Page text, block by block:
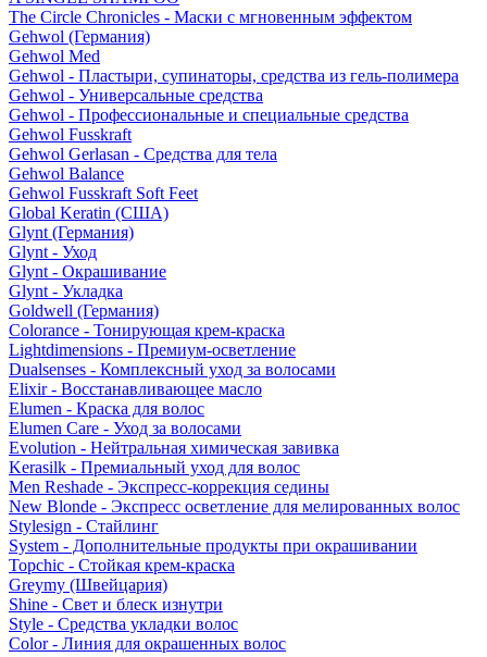
The Circle Chronicles - Маски с мгновенным эффектом
Gehwol (Германия)
Gehwol Med
Gehwol - Пластыри, супинаторы, средства из гель-полимера
Gehwol - Универсальные средства
Gehwol - Профессиональные и специальные средства
Gehwol Fusskraft
Gehwol Gerlasan - Средства для тела
Gehwol Balance
Gehwol Fusskraft Soft Feet
Global Keratin (США)
Glynt (Германия)
Glynt - Уход
Glynt - Окрашивание
Glynt - Укладка
Goldwell (Германия)
Colorance - Тонирующая крем-краска
Lightdimensions - Премиум-осветление
Dualsenses - Комплексный уход за волосами
Elixir - Восстанавливающее масло
Elumen - Краска для волос
Elumen Care - Уход за волосами
Evolution - Нейтральная химическая завивка
Kerasilk - Премиальный уход для волос
Men Reshade - Экспресс-коррекция седины
New Blonde - Экспресс осветление для мелированных волос
Stylesign - Стайлинг
System - Дополнительные продукты при окрашивании
Topchic - Стойкая крем-краска
Greymy (Швейцария)
Shine - Свет и блеск изнутри
Style - Средства укладки волос
Color - Линия для окрашенных волос